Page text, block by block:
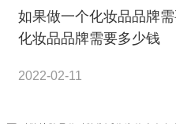
如果做一个化妆品品牌
化妆品品牌需要多少钱
2022-02-11